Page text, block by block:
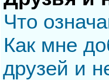
Что
Как мне
друзей и